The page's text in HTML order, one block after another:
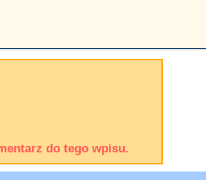
do tego wpisu.